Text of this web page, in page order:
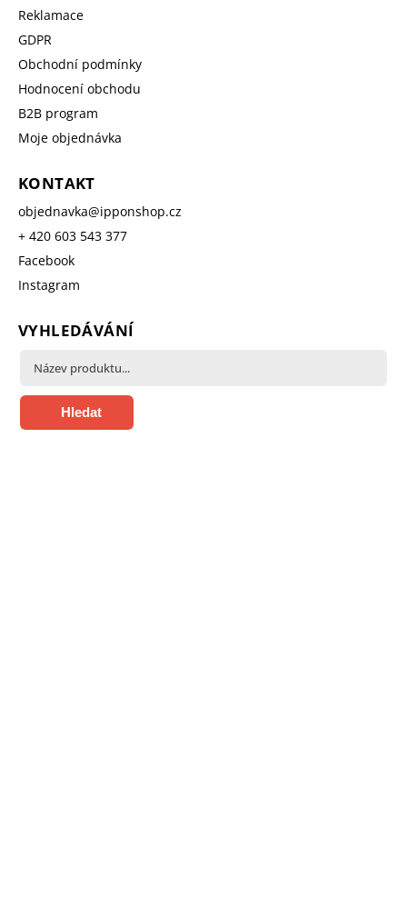
Reklamace
GDPR
Obchodní podmínky
Hodnocení obchodu
B2B program
Moje objednávka
KONTAKT
objednavka@ipponshop.cz
+ 420 603 543 377
Facebook
Instagram
VYHLEDÁVÁNÍ
Hledat